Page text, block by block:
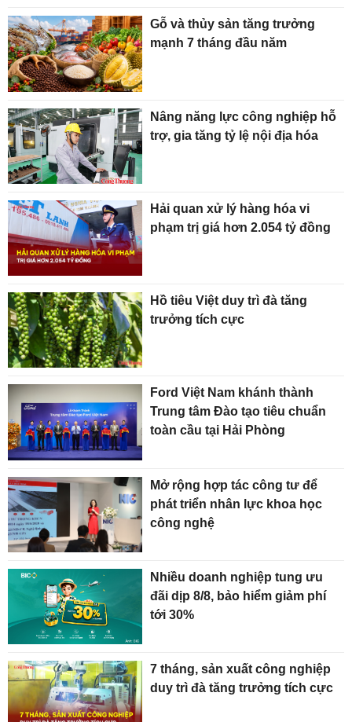
Gỗ và thủy sản tăng trưởng
mạnh 7 tháng đầu năm
Nâng năng lực công nghiệp hỗ
trợ, gia tăng tỷ lệ nội địa hóa
Hải quan xử lý hàng hóa vi
phạm trị giá hơn 2.054 tỷ đồng
Hồ tiêu Việt duy trì đà tăng
trưởng tích cực
Ford Việt Nam khánh thành
Trung tâm Đào tạo tiêu chuẩn
toàn cầu tại Hải Phòng
Mở rộng hợp tác công tư để
phát triển nhân lực khoa học
công nghệ
Nhiều doanh nghiệp tung ưu
đãi dịp 8/8, bảo hiểm giảm phí
tới 30%
7 tháng, sản xuất công nghiệp
duy trì đà tăng trưởng tích cực